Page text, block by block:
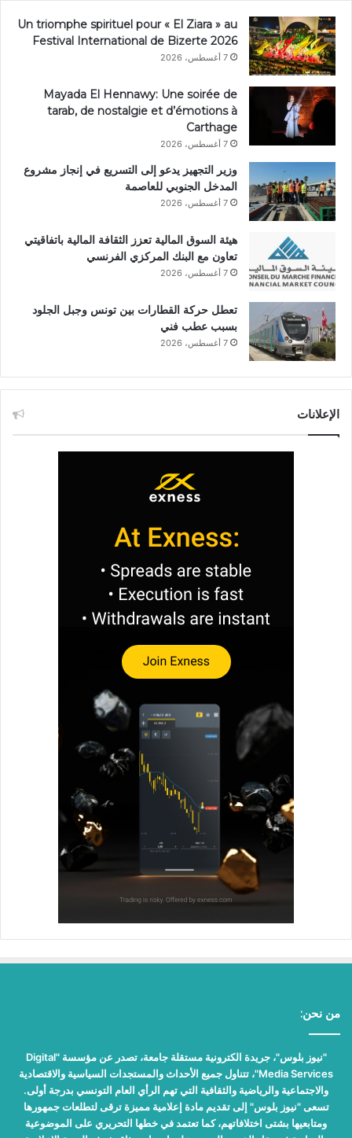
Un triomphe spirituel pour « El Ziara » au
Festival International de Bizerte 2026
7 أغسطس، 2026
Mayada El Hennawy: Une soirée de
tarab, de nostalgie et d’émotions à
Carthage
7 أغسطس، 2026
وزير التجهيز يدعو إلى التسريع في إنجاز مشروع
المدخل الجنوبي للعاصمة
7 أغسطس، 2026
هيئة السوق المالية تعزز الثقافة المالية باتفاقيتي
تعاون مع البنك المركزي الفرنسي
7 أغسطس، 2026
تعطل حركة القطارات بين تونس وجبل الجلود
بسبب عطب فني
7 أغسطس، 2026
الإعلانات
من نحن:
"نيوز بلوس"، جريدة الكترونية مستقلة جامعة، تصدر عن مؤسسة "Digital
Media Services"، تتناول جميع الأحداث والمستجدات السياسية والاقتصادية
والاجتماعية والرياضية والثقافية التي تهم الرأي العام التونسي بدرجة أولى.
تسعى "نيوز بلوس" إلى تقديم مادة إعلامية مميزة ترقى لتطلعات جمهورها
ومتابعيها بشتى اختلافاتهم، كما تعتمد في خطها التحريري على الموضوعية